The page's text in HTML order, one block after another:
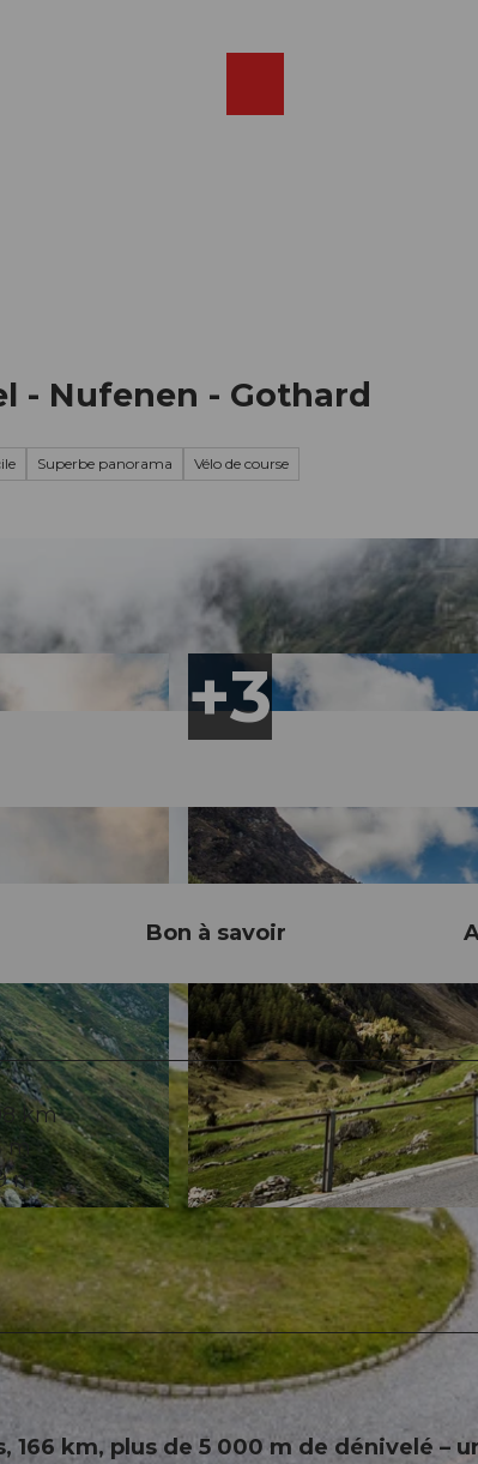
- Nufenen - Gothard
Superbe panorama Vélo de course
© Martin Wabel, Ferienregion Andermatt
Bon à savoir
km
m
m
166 km, plus de 5 000 m de dénivelé –